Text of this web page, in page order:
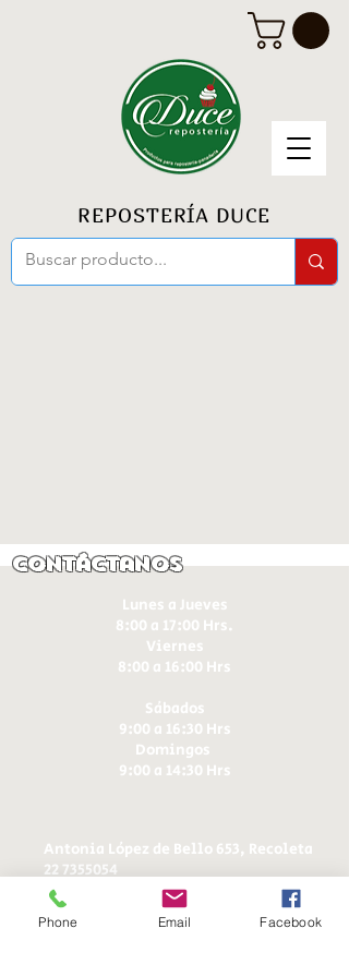
REPOSTERÍA DUCE
Contáctanos
Lunes a Jueves
8:00 a 17:00 Hrs.
Viernes
8:00 a 16:00 Hrs​
Sábados
9:00 a 16:30 Hrs
Domingos
9:00 a 14:30 Hrs
Antonia López de Bello 653, Recoleta
22 7355054
22 7375725
+56 9 75224598
ducereposteria@gmail.com
Phone Email Facebook